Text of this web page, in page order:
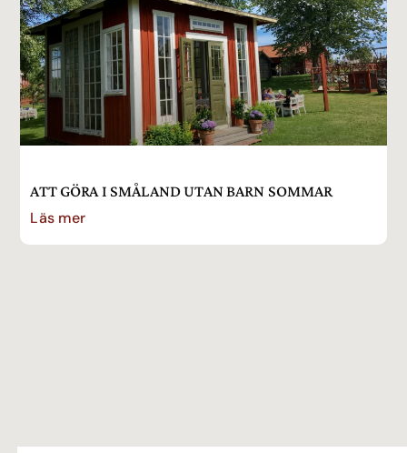
ATT GÖRA I SMÅLAND UTAN BARN SOMMAR
Läs mer